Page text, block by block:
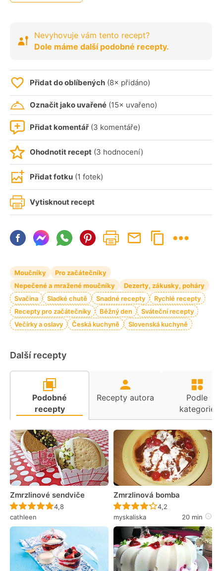
Nevyhovuje vám tento recept?
Dole máme další podobné recepty.
Přidat do oblíbených (8× přidáno)
Označit jako uvařené (15× uvařeno)
Přidat komentář (3 komentáře)
Ohodnotit recept (3 hodnocení)
Přidat fotku (1 fotek)
Vytisknout recept
Moučníky
Pro začátečníky
Nepečené a mražené moučníky
Dezerty, zákusky, poháry
Svačina
Sladké chutě Snadné recepty
Rychlé recepty
Recepty pro začátečníky
Běžný den
Sváteční recepty
Večírky a oslavy
Česká kuchyně Slovenská kuchyně
Další recepty
Podobné
recepty
Recepty autora
Podle
kategorie
Zmrzlinové sendviče
Recept ještě nebyl hodnocen
4,8
cathleen
Zmrzlinová bomba
Recept ještě nebyl
4,2
myskaliska
20 min